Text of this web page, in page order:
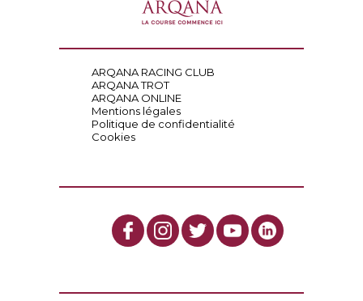
ARQANA RACING CLUB
ARQANA TROT
ARQANA ONLINE
Mentions légales
Politique de confidentialité
Cookies